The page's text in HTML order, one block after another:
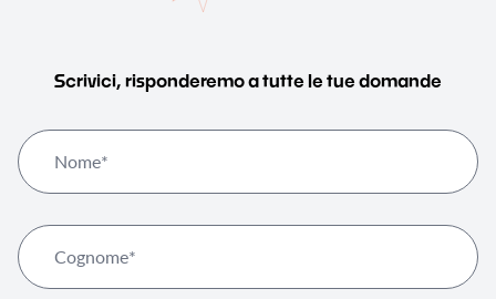
Scrivici, risponderemo a tutte le tue domande